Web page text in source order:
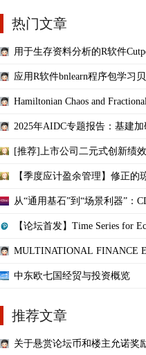
热门文章
用于生存资料分析的R软件
应用R软件bnlearn程序包学习
Hamiltonian Chaos and
2025年AIDC专题报告：基建加
[推荐]上市公司二元式创新绩
【季度应计盈余管理】修正的
从“通用基石”到“场景利器”：
【论坛首发】Time Series for
MULTINATIONAL FINANCE
中东欧七国经贸与投资概览
推荐文章
关于悬赏论坛币和楼主允诺奖